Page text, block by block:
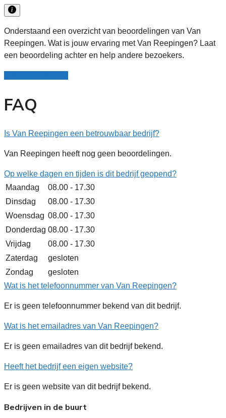
Onderstaand een overzicht van beoordelingen van Van
Reepingen. Wat is jouw ervaring met Van Reepingen? Laat
een beoordeling achter en help andere bezoekers.
FAQ
Is Van Reepingen een betrouwbaar bedrijf?
Van Reepingen heeft nog geen beoordelingen.
Op welke dagen en tijden is dit bedrijf geopend?
Maandag
08.00 - 17.30
Dinsdag
08.00 - 17.30
Woensdag 08.00 - 17.30
Donderdag 08.00 - 17.30
Vrijdag
08.00 - 17.30
Zaterdag
gesloten
Zondag
gesloten
Wat is het telefoonnummer van Van Reepingen?
Er is geen telefoonnummer bekend van dit bedrijf.
Wat is het emailadres van Van Reepingen?
Er is geen emailadres van dit bedrijf bekend.
Heeft het bedrijf een eigen website?
Er is geen website van dit bedrijf bekend.
Bedrijven in de buurt